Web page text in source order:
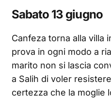
Sabato 13 giugno
Canfeza torna alla villa
prova in ogni modo a
marito non si lascia
a Salih di voler
certezza che la moglie